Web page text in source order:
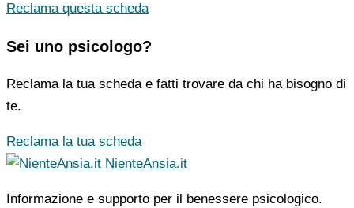
Reclama questa scheda
Sei uno psicologo?
Reclama la tua scheda e fatti trovare da chi ha bisogno di
te.
Reclama la tua scheda
NienteAnsia.it
Informazione e supporto per il benessere psicologico.